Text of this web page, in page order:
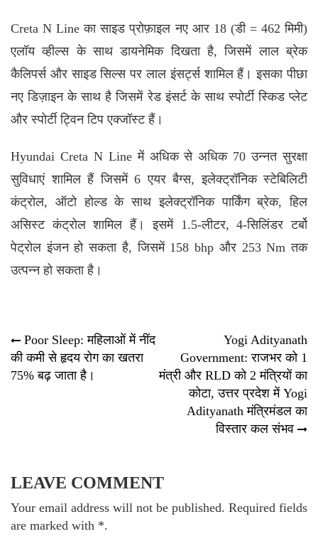
Creta N Line का साइड प्रोफ़ाइल नए आर 18 (डी = 462 मिमी)
एलॉय व्हील्स के साथ डायनेमिक दिखता है, जिसमें लाल ब्रेक
कैलिपर्स और साइड सिल्स पर लाल इंसर्ट्स शामिल हैं। इसका पीछा
नए डिज़ाइन के साथ है जिसमें रेड इंसर्ट के साथ स्पोर्टी स्किड प्लेट
और स्पोर्टी ट्विन टिप एक्जॉस्ट हैं।
Hyundai Creta N Lineमें अधिक से अधिक 70 उन्नत सुरक्षा
सुविधाएं शामिल हैं जिसमें 6 एयर बैग्स, इलेक्ट्रॉनिक स्टेबिलिटी
कंट्रोल, ऑटो होल्ड के साथ इलेक्ट्रॉनिक पार्किंग ब्रेक, हिल
असिस्ट कंट्रोल शामिल हैं। इसमें 1.5-लीटर, 4-सिलिंडर टर्बो
पेट्रोल इंजन हो सकता है, जिसमें 158 bhp और 253 Nm तक
उत्पन्न हो सकता है।
Post
navigation
Poor Sleep: महिलाओं में नींद
की कमी से हृदय रोग का खतरा
75% बढ़ जाता है।
Yogi Adityanath
Government: राजभर को 1
मंत्री और RLD को 2 मंत्रियों का
कोटा, उत्तर प्रदेश में Yogi
Adityanath मंत्रिमंडल का
विस्तार कल संभव
LEAVE COMMENT
Your email address will not be published. Required fields
are marked with *.